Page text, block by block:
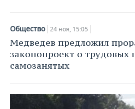
ХОККЕЙ С МЯЧОМ
ПРОИСШЕСТВИЯ
Общество 24 ноя, 15:05
Медведев предложил
законопроект о трудовых
самозанятых